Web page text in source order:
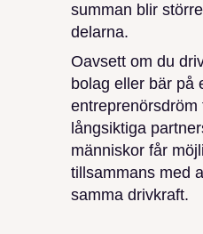
summan blir
delarna.
Oavsett om du
bolag eller bär på
entreprenörsdröm
långsiktiga
människor får
tillsammans med
samma drivkraft.